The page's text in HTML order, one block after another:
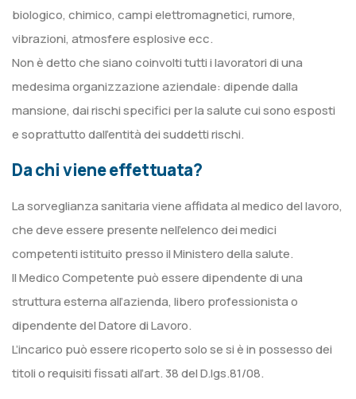
biologico, chimico, campi elettromagnetici, rumore,
vibrazioni, atmosfere esplosive ecc.
Non è detto che siano coinvolti tutti i lavoratori di una
medesima organizzazione aziendale: dipende dalla
mansione, dai rischi specifici per la salute cui sono esposti
e soprattutto dall’entità dei suddetti rischi.
Da chi viene effettuata?
La sorveglianza sanitaria viene affidata al medico del lavoro,
che deve essere presente nell’elenco dei medici
competenti istituito presso il Ministero della salute.
Il Medico Competente può essere dipendente di una
struttura esterna all’azienda, libero professionista o
dipendente del Datore di Lavoro.
L’incarico può essere ricoperto solo se si è in possesso dei
titoli o requisiti fissati all’art. 38 del D.lgs.81/08.